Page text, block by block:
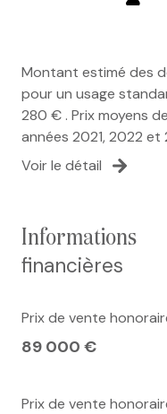
Montant estimé des
pour un usage
280 € . Prix moyens
années 2021, 2022
Voir le détail
informations
financières
Prix de vente
89 000 €
Prix de vente